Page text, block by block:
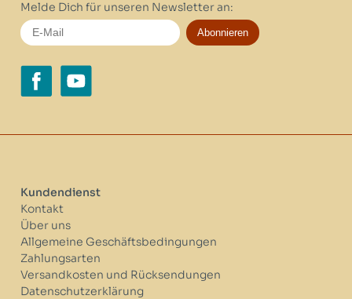
Melde Dich für unseren Newsletter an:
Abonnieren
Kundendienst
Kontakt
Über uns
Allgemeine Geschäftsbedingungen
Zahlungsarten
Versandkosten und Rücksendungen
Datenschutzerklärung